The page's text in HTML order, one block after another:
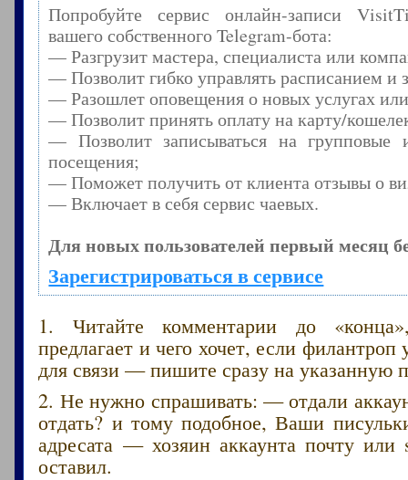
Попробуйте сервис онлайн-записи
вашего собственного Telegram-бота:
— Разгрузит мастера, специалиста или
— Позволит гибко управлять расписанием и
— Разошлет оповещения о новых услугах
— Позволит принять оплату на карту/
— Позволит записываться на групповые
посещения;
— Поможет получить от клиента отзывы о
— Включает в себя сервис чаевых.
Для новых пользователей первый месяц
Зарегистрироваться в сервисе
1. Читайте комментарии до
предлагает и чего хочет, если филантроп
для связи — пишите сразу на указанную
2. Не нужно спрашивать: — отдали
отдать? и тому подобное, Ваши
адресата — хозяин аккаунта почту или
оставил.